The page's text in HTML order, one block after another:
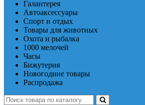
Галантерея
Автоаксессуары
Спорт и отдых
Товары для животных
Охота и рыбалка
1000 мелочей
Часы
Бижутерия
Новогодние товары
Распродажа